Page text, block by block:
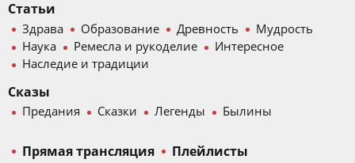
Статьи
Здрава Образование Древность
Мудрость
Наука
Ремесла и рукоделие
Интересное
Наследие и традиции
Сказы
Предания Сказки Легенды Былины
Прямая трансляция
Плейлисты